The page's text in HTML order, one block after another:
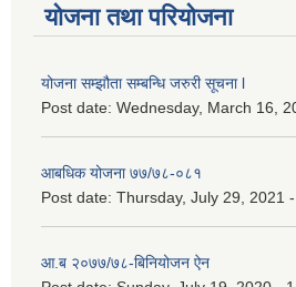
योजना तथा परियोजना
योजना सम्झौता सम्बन्धि जरुरी सूचना l
Post date: Wednesday, March 16,
आबधिक योजना ७७/७८-०८१
Post date: Thursday, July 29, 2021
आ.ब २०७७/७८-बिनियोजन ऐन